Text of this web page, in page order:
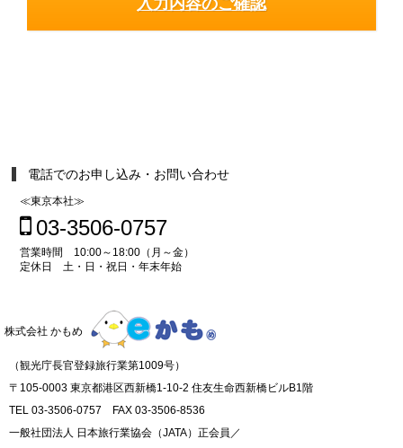
電話でのお申し込み・お問い合わせ
≪東京本社≫
03-3506-0757
営業時間 10:00～18:00（月～金）
定休日 土・日・祝日・年末年始
株式会社 かもめ
（観光庁長官登録旅行業第1009号）
〒105-0003 東京都港区西新橋1-10-2 住友生命西新橋ビルB1階
TEL 03-3506-0757 FAX 03-3506-8536
一般社団法人 日本旅行業協会（JATA）正会員／